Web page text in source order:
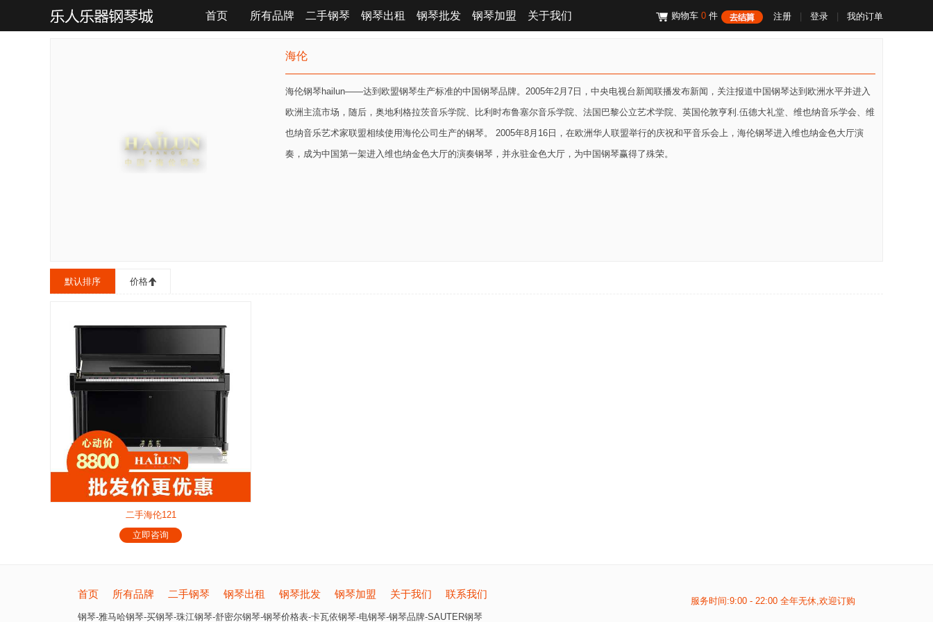
首页 所有品牌 二手钢琴 钢琴出租 钢琴批发 钢琴加盟 关于我们 注册 登录 我的订单
购物车 0 件
海伦
海伦钢琴hailun――达到欧盟钢琴生产标准的中国钢琴品牌。2005年2月7日，中央电视台新闻联播发布新闻，关注报道中国钢琴达到欧洲水平并进入
欧洲主流市场，随后，奥地利格拉茨音乐学院、比利时布鲁塞尔音乐学院、法国巴黎公立艺术学院、英国伦敦亨利.伍德大礼堂、维也纳音乐学会、维
也纳音乐艺术家联盟相续使用海伦公司生产的钢琴。 2005年8月16日，在欧洲华人联盟举行的庆祝和平音乐会上，海伦钢琴进入维也纳金色大厅演
奏，成为中国第一架进入维也纳金色大厅的演奏钢琴，并永驻金色大厅，为中国钢琴赢得了殊荣。
默认排序 价格
二手海伦121
立即咨询
首页 所有品牌 二手钢琴 钢琴出租 钢琴批发 钢琴加盟 关于我们 联系我们
钢琴-雅马哈钢琴-买钢琴-珠江钢琴-舒密尔钢琴-钢琴价格表-卡瓦依钢琴-电钢琴-钢琴品牌-SAUTER钢琴
服务时间:9:00 - 22:00 全年无休,欢迎订购